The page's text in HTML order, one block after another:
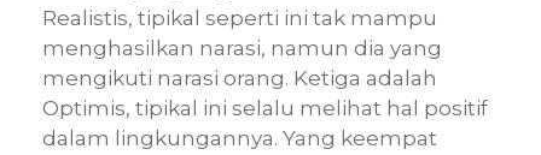
Realistis, tipikal seperti ini tak mampu
menghasilkan narasi, namun dia yang
mengikuti narasi orang. Ketiga adalah
Optimis, tipikal ini selalu melihat hal positif
dalam lingkungannya. Yang keempat